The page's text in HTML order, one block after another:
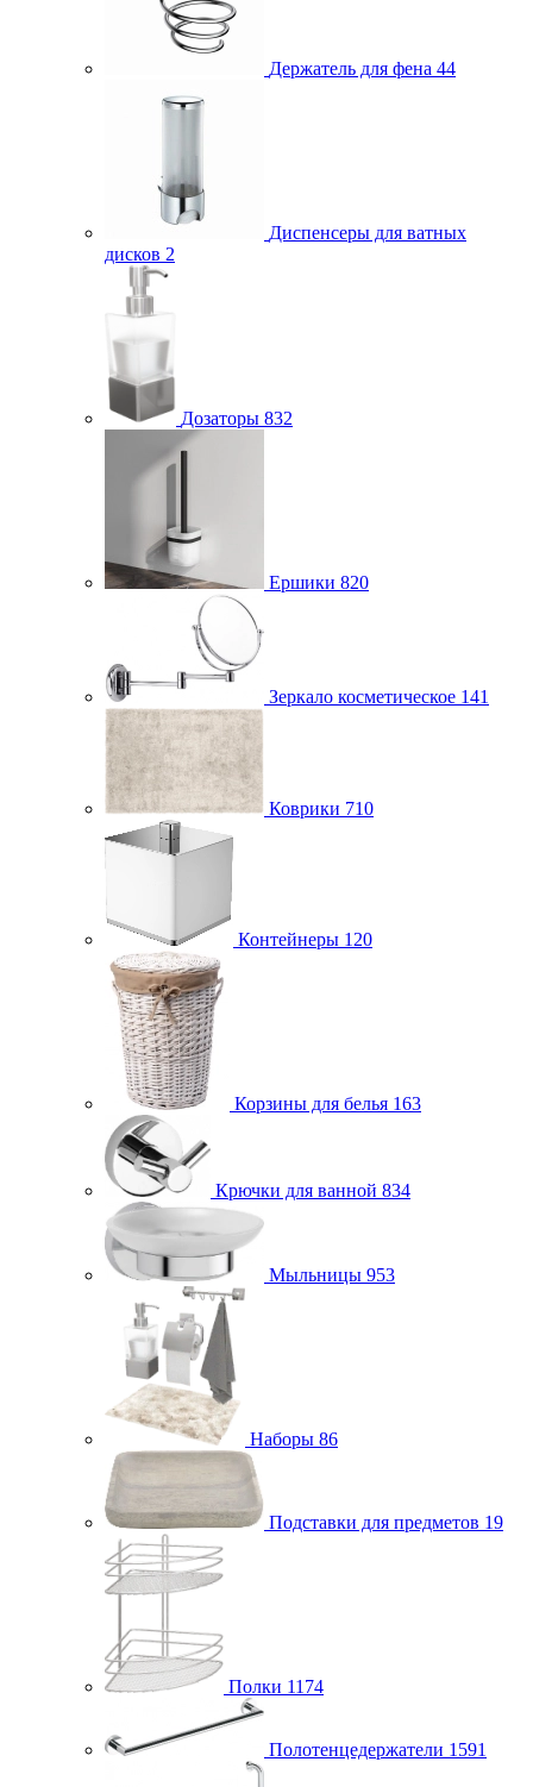
Держатель для фена 44
Диспенсеры для ватных
дисков 2
Дозаторы 832
Ершики 820
Зеркало косметическое 141
Коврики 710
Контейнеры 120
Корзины для белья 163
Крючки для ванной 834
Мыльницы 953
Наборы 86
Подставки для предметов 19
Полки 1174
Полотенцедержатели 1591